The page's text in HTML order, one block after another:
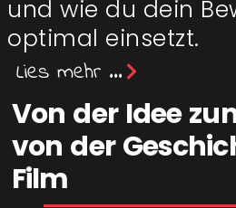
und wie du dein
optimal einsetzt.
Lies mehr ...
Von der Idee
von der
Film